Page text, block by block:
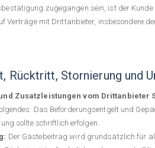
zugegangen sein, ist der
Verträge mit Drittanbieter, insbesondere
Rücktritt, Stornierung und
Zusatzleistungen vom Drittanbieter
Das Beförderungsentgelt und
sollte schriftlich erfolgen.
Der Gästebeitrag wird grundsätzlich für